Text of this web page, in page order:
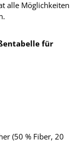
alle Möglichkeiten
für
(50 % Fiber, 20